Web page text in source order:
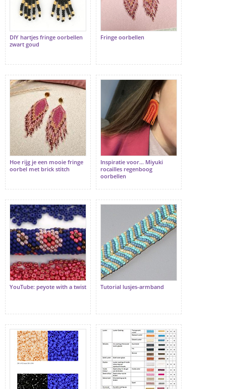
DIY hartjes fringe oorbellen
zwart goud
Fringe oorbellen
Hoe rijg je een mooie fringe
oorbel met brick stitch
Inspiratie voor... Miyuki
rocailles regenboog
oorbellen
YouTube: peyote with a twist Tutorial lusjes-armband